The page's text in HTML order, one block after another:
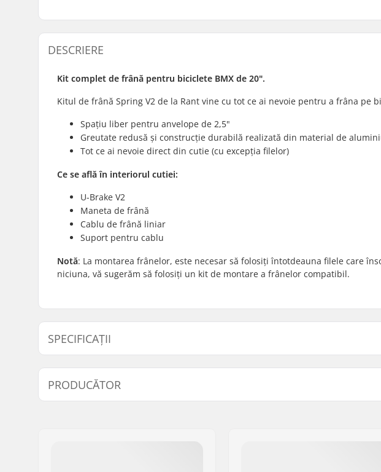
DESCRIERE
Kit complet de frână pentru biciclete BMX de 20".
Kitul de frână Spring V2 de la Rant vine cu tot ce ai nevoie pentru a frâna pe
Spațiu liber pentru anvelope de 2,5"
Greutate redusă și construcție durabilă realizată din material de
Tot ce ai nevoie direct din cutie (cu excepția filelor)
Ce se află în interiorul cutiei:
U-Brake V2
Maneta de frână
Cablu de frână liniar
Suport pentru cablu
Notă: La montarea frânelor, este necesar să folosiți întotdeauna filele care
niciuna, vă sugerăm să folosiți un kit de montare a frânelor compatibil.
SPECIFICAȚII
BMX Brake: Rear
PRODUCĂTOR